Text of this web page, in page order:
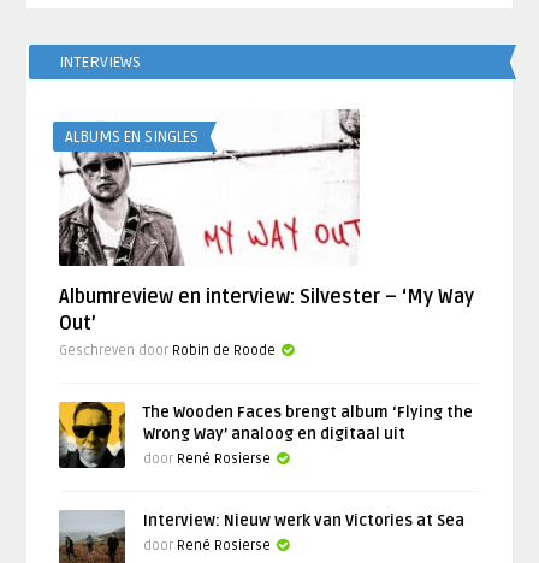
INTERVIEWS
ALBUMS EN SINGLES
Albumreview en interview: Silvester – ‘My Way
Out’
Geschreven door Robin de Roode
The Wooden Faces brengt album ‘Flying the
Wrong Way’ analoog en digitaal uit
door René Rosierse
Interview: Nieuw werk van Victories at Sea
door René Rosierse